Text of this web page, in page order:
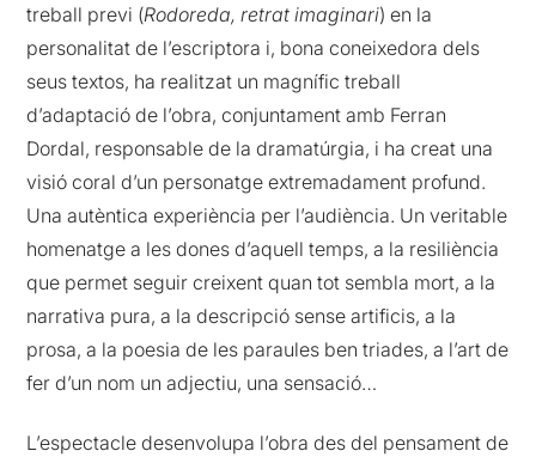
treball previ (Rodoreda, retrat imaginari) en la
personalitat de l’escriptora i, bona coneixedora dels
seus textos, ha realitzat un magnífic treball
d’adaptació de l’obra, conjuntament amb Ferran
Dordal, responsable de la dramatúrgia, i ha creat una
visió coral d’un personatge extremadament profund.
Una autèntica experiència per l’audiència. Un veritable
homenatge a les dones d’aquell temps, a la resiliència
que permet seguir creixent quan tot sembla mort, a la
narrativa pura, a la descripció sense artificis, a la
prosa, a la poesia de les paraules ben triades, a l’art de
fer d’un nom un adjectiu, una sensació…
L’espectacle desenvolupa l’obra des del pensament de